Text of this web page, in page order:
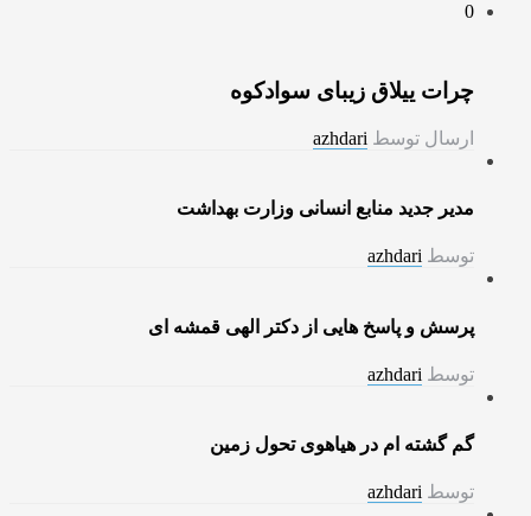
0
چرات ییلاق زیبای سوادکوه
ارسال توسط azhdari
مدیر جدید منابع انسانی وزارت بهداشت
توسط azhdari
پرسش و پاسخ هایی از دکتر الهی قمشه ای
توسط azhdari
گم گشته ام در هیاهوی تحول زمین
توسط azhdari